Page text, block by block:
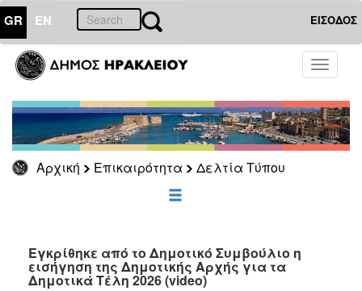
GR EN ΕΙΣΟΔΟΣ
Toggle
Αρχική Επικαιρότητα Δελτία Τύπου
ΕΠΙΚΑΙΡΟΤΗΤΑ
Τύπου
Αρχείο
ΕΠΙΣΚΕΠΤΗΣ
ΗΡΑΚΛΕΙΟ
Εγκρίθηκε από το Δημοτικό Συμβούλιο η
εισήγηση της Δημοτικής Αρχής για τα
Δημοτικά Τέλη 2026 (video)